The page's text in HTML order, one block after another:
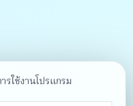
รใช้งานโปรแกรม